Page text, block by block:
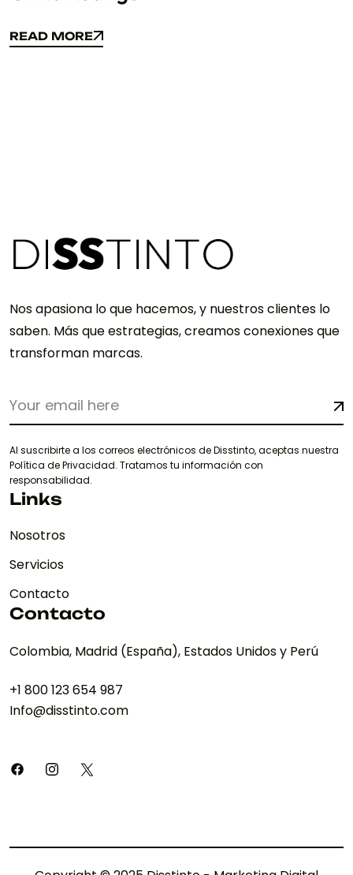
READ MORE
READ MORE
Nos apasiona lo que hacemos, y nuestros clientes lo
saben. Más que estrategias, creamos conexiones que
transforman marcas.
Al suscribirte a los correos electrónicos de Disstinto, aceptas nuestra
Política de Privacidad. Tratamos tu información con
responsabilidad.
Links
Nosotros
Servicios
Contacto
Contacto
Colombia, Madrid (España), Estados Unidos y Perú
+1 800 123 654 987
Info@disstinto.com